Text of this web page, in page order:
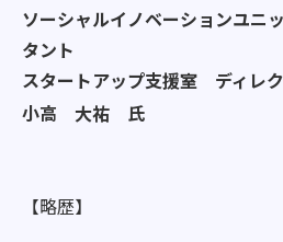
ソーシャルイノベーションユニ
タント
スタートアップ支援室 ディレ
小高 大祐 氏
【略歴】